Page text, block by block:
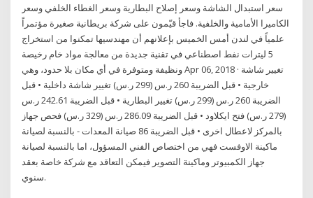
سعر استبدال الشاشة وسعر إصلاح البطارية وسعر الغطاء الخلفي وسعر
الكاميرا الأمامية والخلفية. فاجأ قيّمون على شركة بريطانية صغيرة مؤتمراً
علمياً في لندن أمس الخميس بإعلانهم أن مهندسيها تمكنوا من استخراج
5 ليترات نفط اصطناعي في تقنية جديدة من معالجة مواد خام رخيصة
ونظيفة ومتوفرة في أي مكان بلا حدود، وهي Apr 06, 2018 · تغيير شاشة
خارجية • قبل الضريبة 260 ر.س (299 ر.س) تغيير شاشة داخلية • قبل
الضريبة 260 ر.س (299 ر.س) تغيير البطارية • قبل الضريبة 242.61 ر.س
(279 ر.س) فتح ايكلاود • قبل الضريبة 286.09 ر.س (329 ر.س) فحص جهاز
بالمركز لاعطال اخرى • قبل الضريبة 86 صيانة المعدات - بالنسبة لصيانة
ماكينة الاوفست فهي من اختصاص الفني المسؤول، اما بالنسبة لصيانة
جهاز الكمبيوتر وماكينة التصوير فيمكن التعاقد مع شركة خاصة بعقد
سنوي.